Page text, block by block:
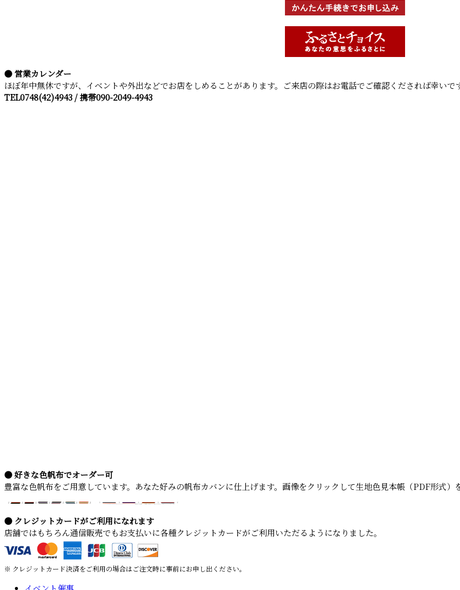
● 営業カレンダー
ほぼ年中無休ですが、イベントや外出などでお店をしめることがあります。ご来店の際はお電話でご確認くだされば幸いで
TEL0748(42)4943 / 携帯090-2049-4943
● 好きな色帆布でオーダー可
豊富な色帆布をご用意しています。あなた好みの帆布カバンに仕上げます。画像をクリックして生地色見本帳（PDF形式）
● クレジットカードがご利用になれます
店舗ではもちろん通信販売でもお支払いに各種クレジットカードがご利用いただるようになりました。
※ クレジットカード決済をご利用の場合はご注文時に事前にお申し出ください。